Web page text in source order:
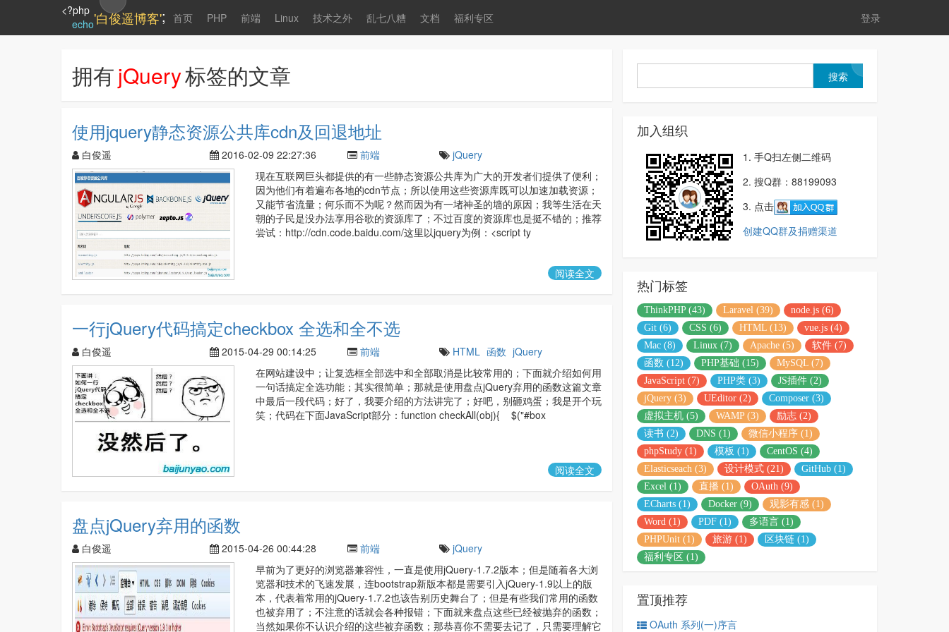
<?php
echo'白俊遥博客'; 首页 PHP 前端 Linux 技术之外 乱七八糟 文档 福利专区 登录
拥有jQuery标签的文章
使用jquery静态资源公共库cdn及回退地址
白俊遥 2016-02-09 22:27:36 前端
jQuery
现在互联网巨头都提供的有一些静态资源公共库为广大的开发者们提供了便利；
因为他们有着遍布各地的cdn节点；所以使用这些资源库既可以加速加载资源；
又能节省流量；何乐而不为呢？然而因为有一堵神圣的墙的原因；我等生活在天
朝的子民是没办法享用谷歌的资源库了；不过百度的资源库也是挺不错的；推荐
尝试：http://cdn.code.baidu.com/这里以jquery为例：<script ty
阅读全文
一行jQuery代码搞定checkbox 全选和全不选
白俊遥 2015-04-29 00:14:25 前端 HTML 函数 jQuery
在网站建设中；让复选框全部选中和全部取消是比较常用的；下面就介绍如何用
一句话搞定全选功能；其实很简单；那就是使用盘点jQuery弃用的函数这篇文章
中最后一段代码；好了，我要介绍的方法讲完了；好吧，别砸鸡蛋；我是开个玩
笑；代码在下面JavaScript部分：function checkAll(obj){ $("#box
阅读全文
盘点jQuery弃用的函数
白俊遥 2015-04-26 00:44:28 前端
jQuery
早前为了更好的浏览器兼容性，一直是使用jQuery-1.7.2版本；但是随着各大浏
览器和技术的飞速发展，连bootstrap新版本都是需要引入jQuery-1.9以上的版
本，代表着常用的jQuery-1.7.2也该告别历史舞台了；但是有些我们常用的函数
也被弃用了；不注意的话就会各种报错；下面就来盘点这些已经被抛弃的函数；
当然如果你不认识介绍的这些被弃函数；那恭喜你不需要去记了，只需要理解它
加入组织
1. 手Q扫左侧二维码
2. 搜Q群：88199093
3. 点击
创建QQ群及捐赠渠道
热门标签
ThinkPHP (43) Laravel (39)
node.js (6)
Git (6)
CSS (6) HTML (13)
vue.js (4)
Mac (8)
Linux (7) Apache (5)
软件 (7)
函数 (12)
PHP基础 (15)
MySQL (7)
JavaScript (7)
PHP类 (3)
JS插件 (2)
jQuery (3)
UEditor (2)
Composer (3)
虚拟主机 (5)
WAMP (3)
励志 (2)
读书 (2)
DNS (1)
微信小程序 (1)
phpStudy (1)
模板 (1)
CentOS (4)
Elasticseach (3)
设计模式 (21)
GitHub (1)
Excel (1)
直播 (1)
OAuth (9)
ECharts (1)
Docker (9)
观影有感 (1)
Word (1)
PDF (1)
多语言 (1)
PHPUnit (1)
旅游 (1)
区块链 (1)
福利专区 (1)
置顶推荐
OAuth 系列(一)序言